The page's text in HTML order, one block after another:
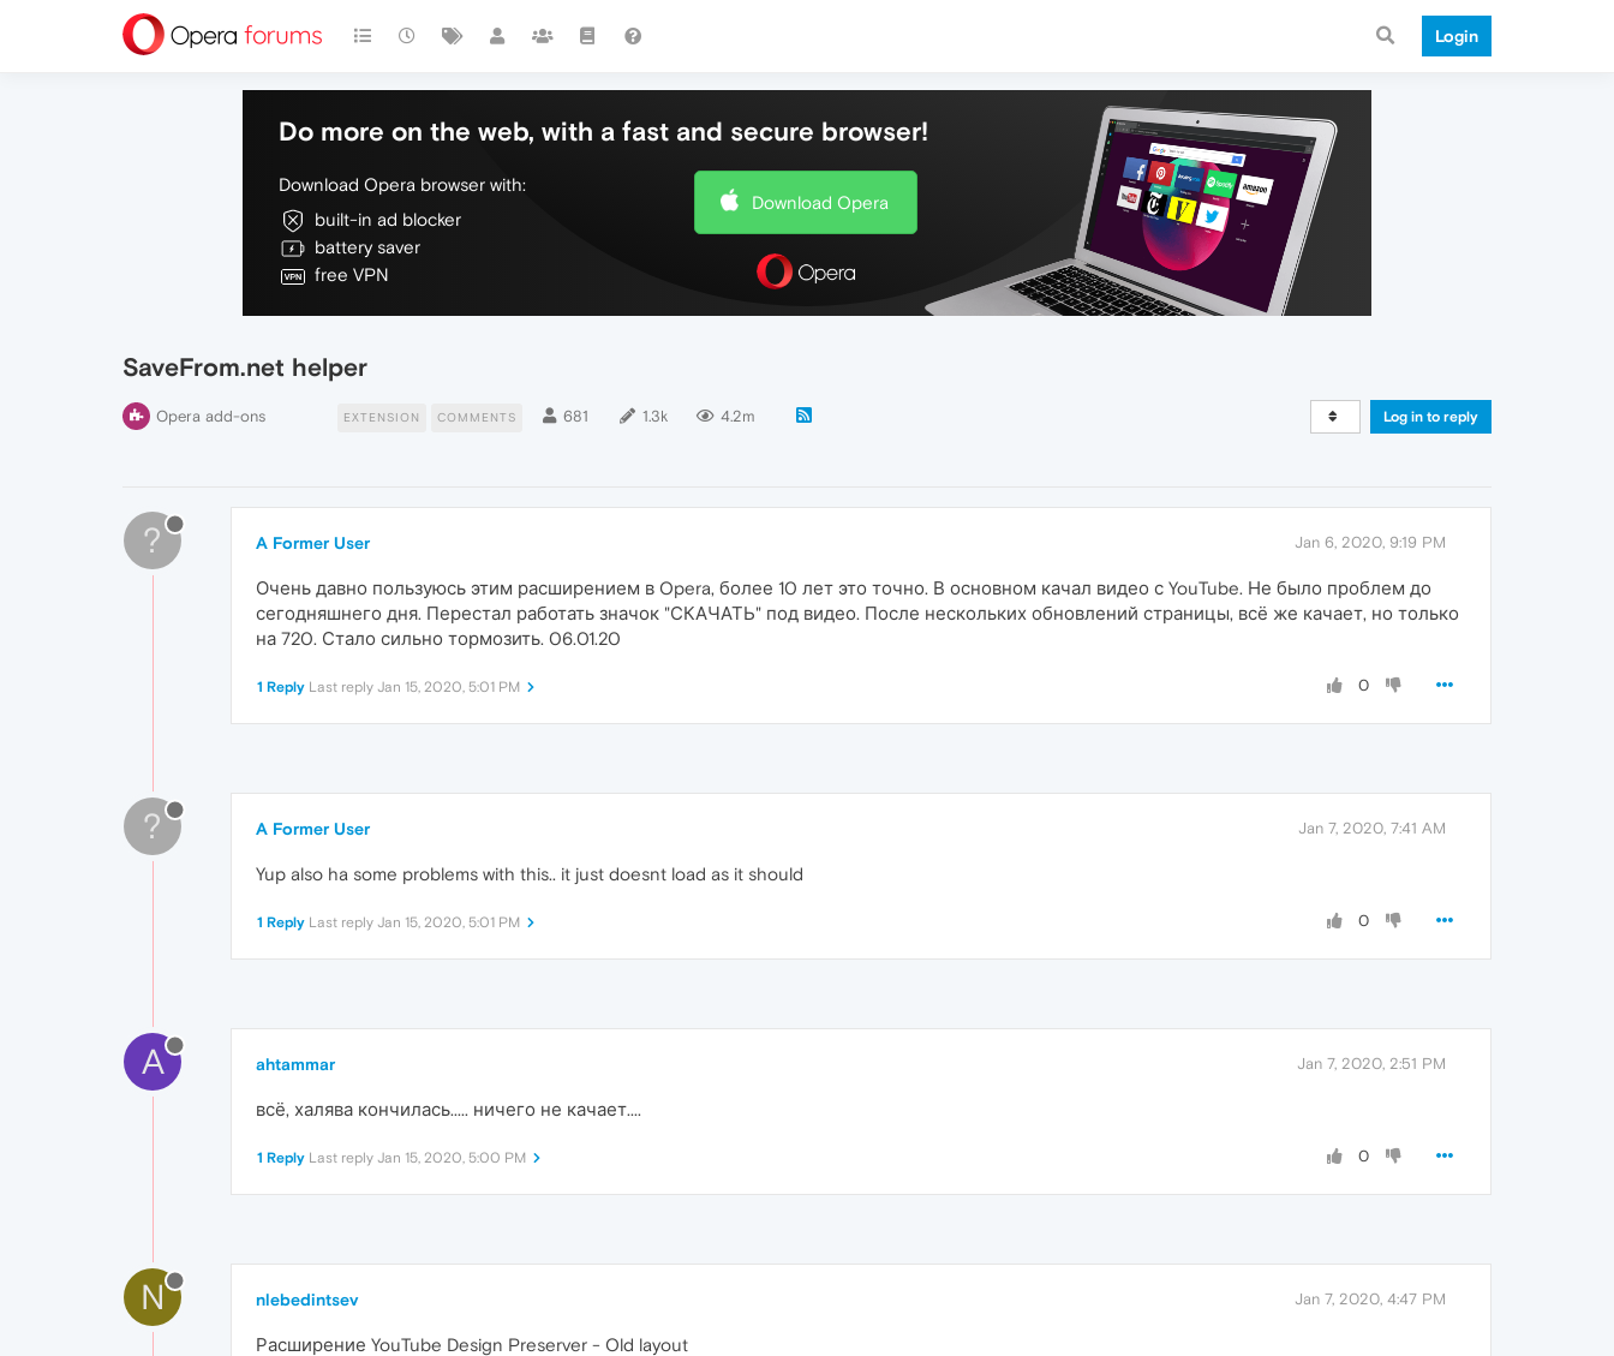
Login
Do more on the web, with a fast and secure browser!
Download Opera browser with:
built-in ad blocker
battery saver
free VPN
Download Opera
SaveFrom.net helper
Opera add-ons EXTENSION COMMENTS 681 1.3k 4.2m Log in to reply
? A Former User Jan 6, 2020, 9:19 PM
Очень давно пользуюсь этим расширением в Opera, более 10 лет это точно. В основном качал видео с YouTube. Не было проблем до
сегодняшнего дня. Перестал работать значок "СКАЧАТЬ" под видео. После нескольких обновлений страницы, всё же качает, но только
на 720. Стало сильно тормозить. 06.01.20
0
1 Reply Last reply Jan 15, 2020, 5:01 PM
? A Former User Jan 7, 2020, 7:41 AM
Yup also ha some problems with this.. it just doesnt load as it should
0
1 Reply Last reply Jan 15, 2020, 5:01 PM
A ahtammar Jan 7, 2020, 2:51 PM
всё, халява кончилась..... ничего не качает....
0
1 Reply Last reply Jan 15, 2020, 5:00 PM
N nlebedintsev Jan 7, 2020, 4:47 PM
Расширение YouTube Design Preserver - Old layout